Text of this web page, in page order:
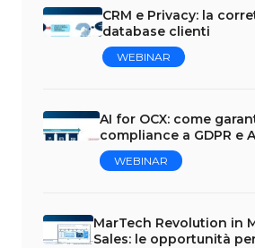
CRM e Privacy: la
database clienti
WEBINAR
AI for OCX: come
compliance a GDPR e
WEBINAR
MarTech Revolution in
Sales: le opportunità